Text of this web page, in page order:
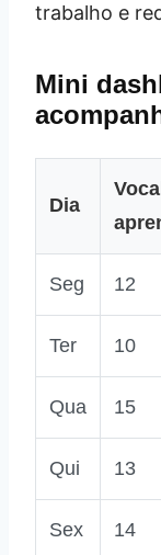
trabalho e
Mini
Dia
Seg 12
Ter 10
Qua 15
Qui 13
Sex 14